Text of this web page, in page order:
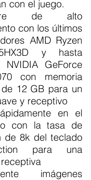
con el juego.
de alto
con los últimos
AMD Ryzen
y hasta
NVIDIA GeForce
con memoria
de 12 GB para un
y receptivo
en el
con la tasa de
de 8k del teclado
para una
imágenes